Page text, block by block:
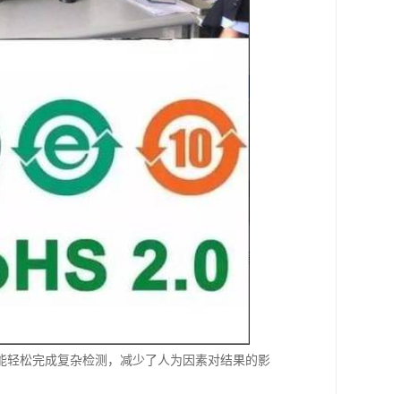
松完成复杂检测，减少了人为因素对结果的影